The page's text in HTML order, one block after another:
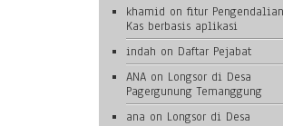
khamid on fitur Pengendalian
Kas berbasis aplikasi
indah on Daftar Pejabat
ANA on Longsor di Desa
Pagergunung Temanggung
ana on Longsor di Desa